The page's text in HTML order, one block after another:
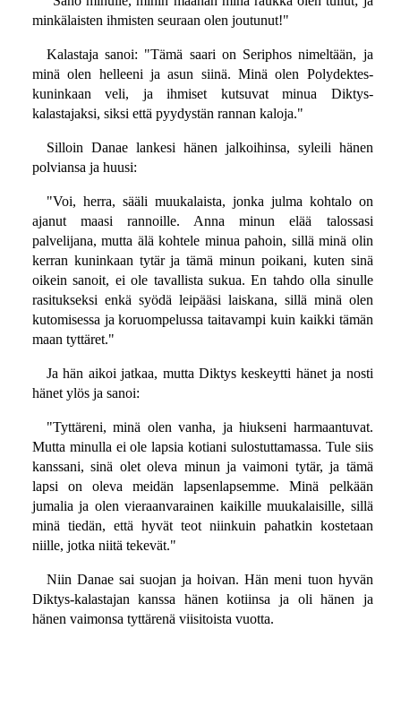
minkälaisten ihmisten seuraan olen joutunut!"
Kalastaja sanoi: "Tämä saari on Seriphos nimeltään, ja
minä olen helleeni ja asun siinä. Minä olen Polydektes-
kuninkaan veli, ja ihmiset kutsuvat minua Diktys-
kalastajaksi, siksi että pyydystän rannan kaloja."
Silloin Danae lankesi hänen jalkoihinsa, syleili hänen
polviansa ja huusi:
"Voi, herra, sääli muukalaista, jonka julma kohtalo on
ajanut maasi rannoille. Anna minun elää talossasi
palvelijana, mutta älä kohtele minua pahoin, sillä minä olin
kerran kuninkaan tytär ja tämä minun poikani, kuten sinä
oikein sanoit, ei ole tavallista sukua. En tahdo olla sinulle
rasitukseksi enkä syödä leipääsi laiskana, sillä minä olen
kutomisessa ja koruompelussa taitavampi kuin kaikki tämän
maan tyttäret."
Ja hän aikoi jatkaa, mutta Diktys keskeytti hänet ja nosti
hänet ylös ja sanoi:
"Tyttäreni, minä olen vanha, ja hiukseni harmaantuvat.
Mutta minulla ei ole lapsia kotiani sulostuttamassa. Tule siis
kanssani, sinä olet oleva minun ja vaimoni tytär, ja tämä
lapsi on oleva meidän lapsenlapsemme. Minä pelkään
jumalia ja olen vieraanvarainen kaikille muukalaisille, sillä
minä tiedän, että hyvät teot niinkuin pahatkin kostetaan
niille, jotka niitä tekevät."
Niin Danae sai suojan ja hoivan. Hän meni tuon hyvän
Diktys-kalastajan kanssa hänen kotiinsa ja oli hänen ja
hänen vaimonsa tyttärenä viisitoista vuotta.